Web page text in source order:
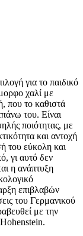
για το παιδικό
χαλί με
που το καθιστά
του. Είναι
ποιότητας, με
και αντοχή
του εύκολη και
γι αυτό δεν
η ανάπτυξη
επιβλαβών
του Γερμανικού
με την